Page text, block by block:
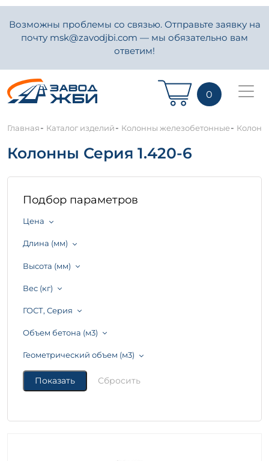
Возможны проблемы со связью. Отправьте заявку на
почту msk@zavodjbi.com — мы обязательно вам
ответим!
0
Главная- Каталог изделий- Колонны железобетонные-
Колонны Серия 1.420-6
Подбор параметров
Цена
Длина (мм)
Высота (мм)
Вес (кг)
ГОСТ, Серия
Объем бетона (м3)
Геометрический объем (м3)